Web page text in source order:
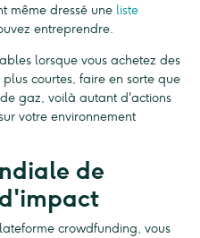
même dressé une liste
entreprendre.
lorsque vous achetez des
courtes, faire en sorte que
gaz, voilà autant d'actions
votre environnement
de
crowdfunding, vous